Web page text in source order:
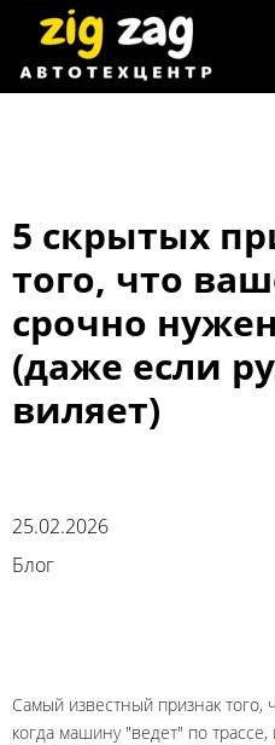
5 скрытых
того, что
срочно
(даже если
виляет)
25.02.2026
Блог
Самый известный признак того,
когда машину "ведет" по